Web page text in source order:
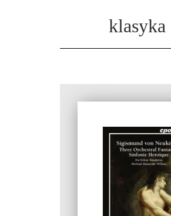
klasyka